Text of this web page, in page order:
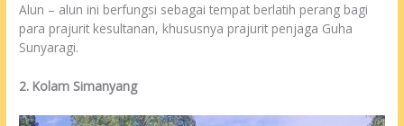
Alun – alun ini berfungsi sebagai tempat berlatih perang bagi
para prajurit kesultanan, khususnya prajurit penjaga Guha
Sunyaragi.
2. Kolam Simanyang